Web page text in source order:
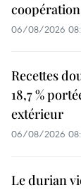
06/08/2026
Recettes
18,7 %
extérieur
06/08/2026
Le durian